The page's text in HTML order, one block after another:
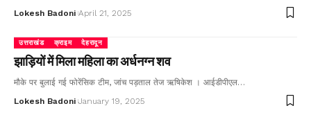
Lokesh Badoni April 21, 2025
उत्तराखंड क्राइम देहरादून
झाड़ियों में मिला महिला का अर्धनग्न शव
मौके पर बुलाई गई फोरेंसिक टीम, जांच पड़ताल तेज ऋषिकेश । आईडीपीएल…
Lokesh Badoni January 19, 2025